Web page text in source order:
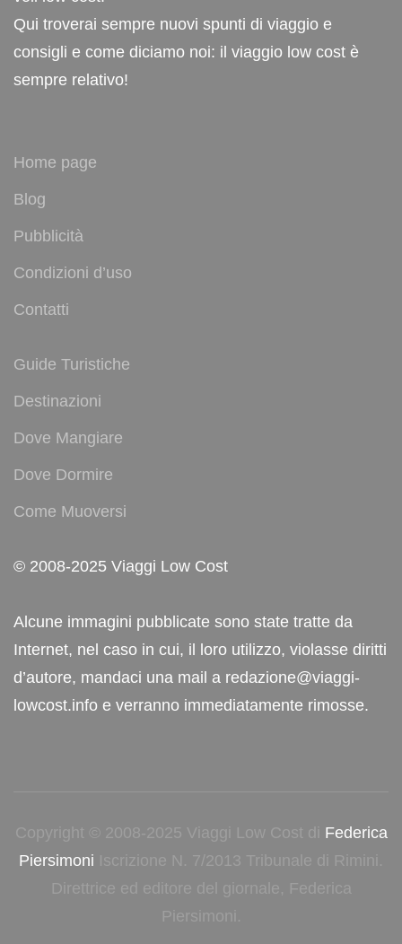
Qui troverai sempre nuovi spunti di viaggio e
consigli e come diciamo noi: il viaggio low cost è
sempre relativo!
Home page
Blog
Pubblicità
Condizioni d’uso
Contatti
Guide Turistiche
Destinazioni
Dove Mangiare
Dove Dormire
Come Muoversi
© 2008-2025 Viaggi Low Cost
Alcune immagini pubblicate sono state tratte da
Internet, nel caso in cui, il loro utilizzo, violasse diritti
d’autore, mandaci una mail a redazione@viaggi-
lowcost.info e verranno immediatamente rimosse.
Copyright © 2008-2025 Viaggi Low Cost di Federica
Piersimoni Iscrizione N. 7/2013 Tribunale di Rimini.
Direttrice ed editore del giornale, Federica
Piersimoni.